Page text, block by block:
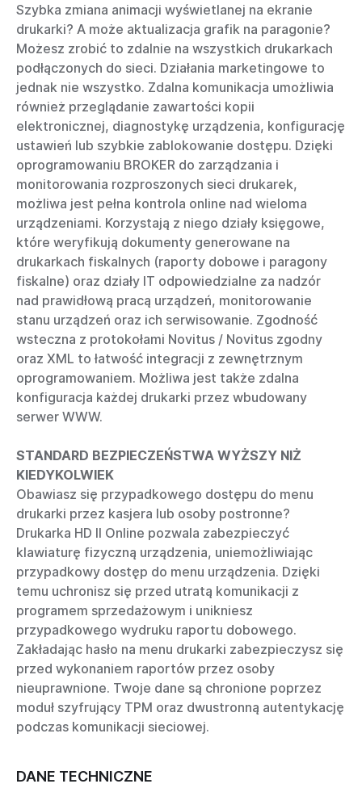
Szybka zmiana animacji wyświetlanej na ekranie
drukarki? A może aktualizacja grafik na paragonie?
Możesz zrobić to zdalnie na wszystkich drukarkach
podłączonych do sieci. Działania marketingowe to
jednak nie wszystko. Zdalna komunikacja umożliwia
również przeglądanie zawartości kopii
elektronicznej, diagnostykę urządzenia, konfigurację
ustawień lub szybkie zablokowanie dostępu. Dzięki
oprogramowaniu BROKER do zarządzania i
monitorowania rozproszonych sieci drukarek,
możliwa jest pełna kontrola online nad wieloma
urządzeniami. Korzystają z niego działy księgowe,
które weryfikują dokumenty generowane na
drukarkach fiskalnych (raporty dobowe i paragony
fiskalne) oraz działy IT odpowiedzialne za nadzór
nad prawidłową pracą urządzeń, monitorowanie
stanu urządzeń oraz ich serwisowanie. Zgodność
wsteczna z protokołami Novitus / Novitus zgodny
oraz XML to łatwość integracji z zewnętrznym
oprogramowaniem. Możliwa jest także zdalna
konfiguracja każdej drukarki przez wbudowany
serwer WWW.
STANDARD BEZPIECZEŃSTWA WYŻSZY NIŻ
KIEDYKOLWIEK
Obawiasz się przypadkowego dostępu do menu
drukarki przez kasjera lub osoby postronne?
Drukarka HD II Online pozwala zabezpieczyć
klawiaturę fizyczną urządzenia, uniemożliwiając
przypadkowy dostęp do menu urządzenia. Dzięki
temu uchronisz się przed utratą komunikacji z
programem sprzedażowym i unikniesz
przypadkowego wydruku raportu dobowego.
Zakładając hasło na menu drukarki zabezpieczysz się
przed wykonaniem raportów przez osoby
nieuprawnione. Twoje dane są chronione poprzez
moduł szyfrujący TPM oraz dwustronną autentykację
podczas komunikacji sieciowej.
DANE TECHNICZNE